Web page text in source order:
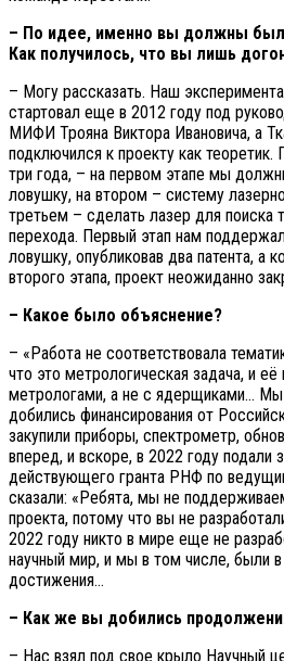
– По идее, именно вы должны
Как получилось, что вы лишь
– Могу рассказать. Наш
стартовал еще в 2012 году под
МИФИ Трояна Виктора Ивановича, а
подключился к проекту как теоретик.
три года, – на первом этапе мы
ловушку, на втором – систему
третьем – сделать лазер для поиска
перехода. Первый этап нам
ловушку, опубликовав два патента, а
второго этапа, проект неожиданно
– Какое было объяснение?
– «Работа не соответствовала
что это метрологическая задача, и
метрологами, а не с ядерщиками…
добились финансирования от
закупили приборы, спектрометр,
вперед, и вскоре, в 2022 году подали
действующего гранта РНФ по
сказали: «Ребята, мы не
проекта, потому что вы не
2022 году никто в мире еще не
научный мир, и мы в том числе, были
достижения…
– Как же вы добились
– Нас взял под свое крыло Научный